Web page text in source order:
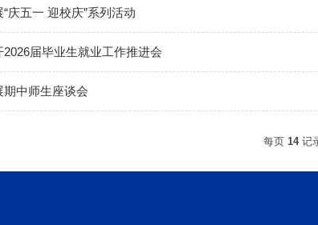
庆五一 迎校庆”系列活动
2026届毕业生就业工作推进会
期中师生座谈会
每页 14记